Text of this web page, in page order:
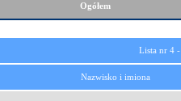
Ogółem
Lista nr 4 -
Nazwisko i imiona